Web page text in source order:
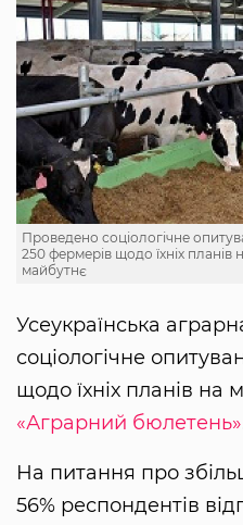
Проведено соціологічне
250 фермерів щодо їхніх планів
майбутнє
Усеукраїнська
соціологічне
щодо їхніх планів на
«Аграрний бюлетень»
На питання про
56% респондентів